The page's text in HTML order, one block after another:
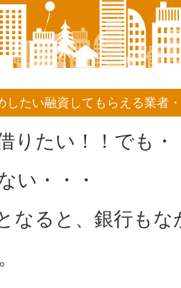
したい融資してもらえる業者
りたい！！でも
い・・・
なると、銀行も